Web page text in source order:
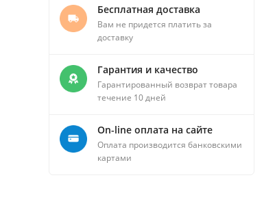
Бесплатная доставка
Вам не придется платить за
доставку
Гарантия и качество
Гарантированный возврат товара
течение 10 дней
On-line оплата на сайте
Оплата производится банковскими
картами